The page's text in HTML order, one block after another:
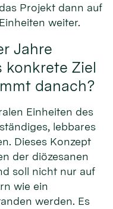
Projekt dann auf
weiter.
Jahre
konkrete Ziel
danach?
Einheiten des
lebbares
Dieses Konzept
der diözesanen
soll nicht nur auf
wie ein
werden. Es